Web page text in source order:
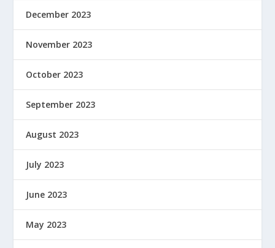
December 2023
November 2023
October 2023
September 2023
August 2023
July 2023
June 2023
May 2023